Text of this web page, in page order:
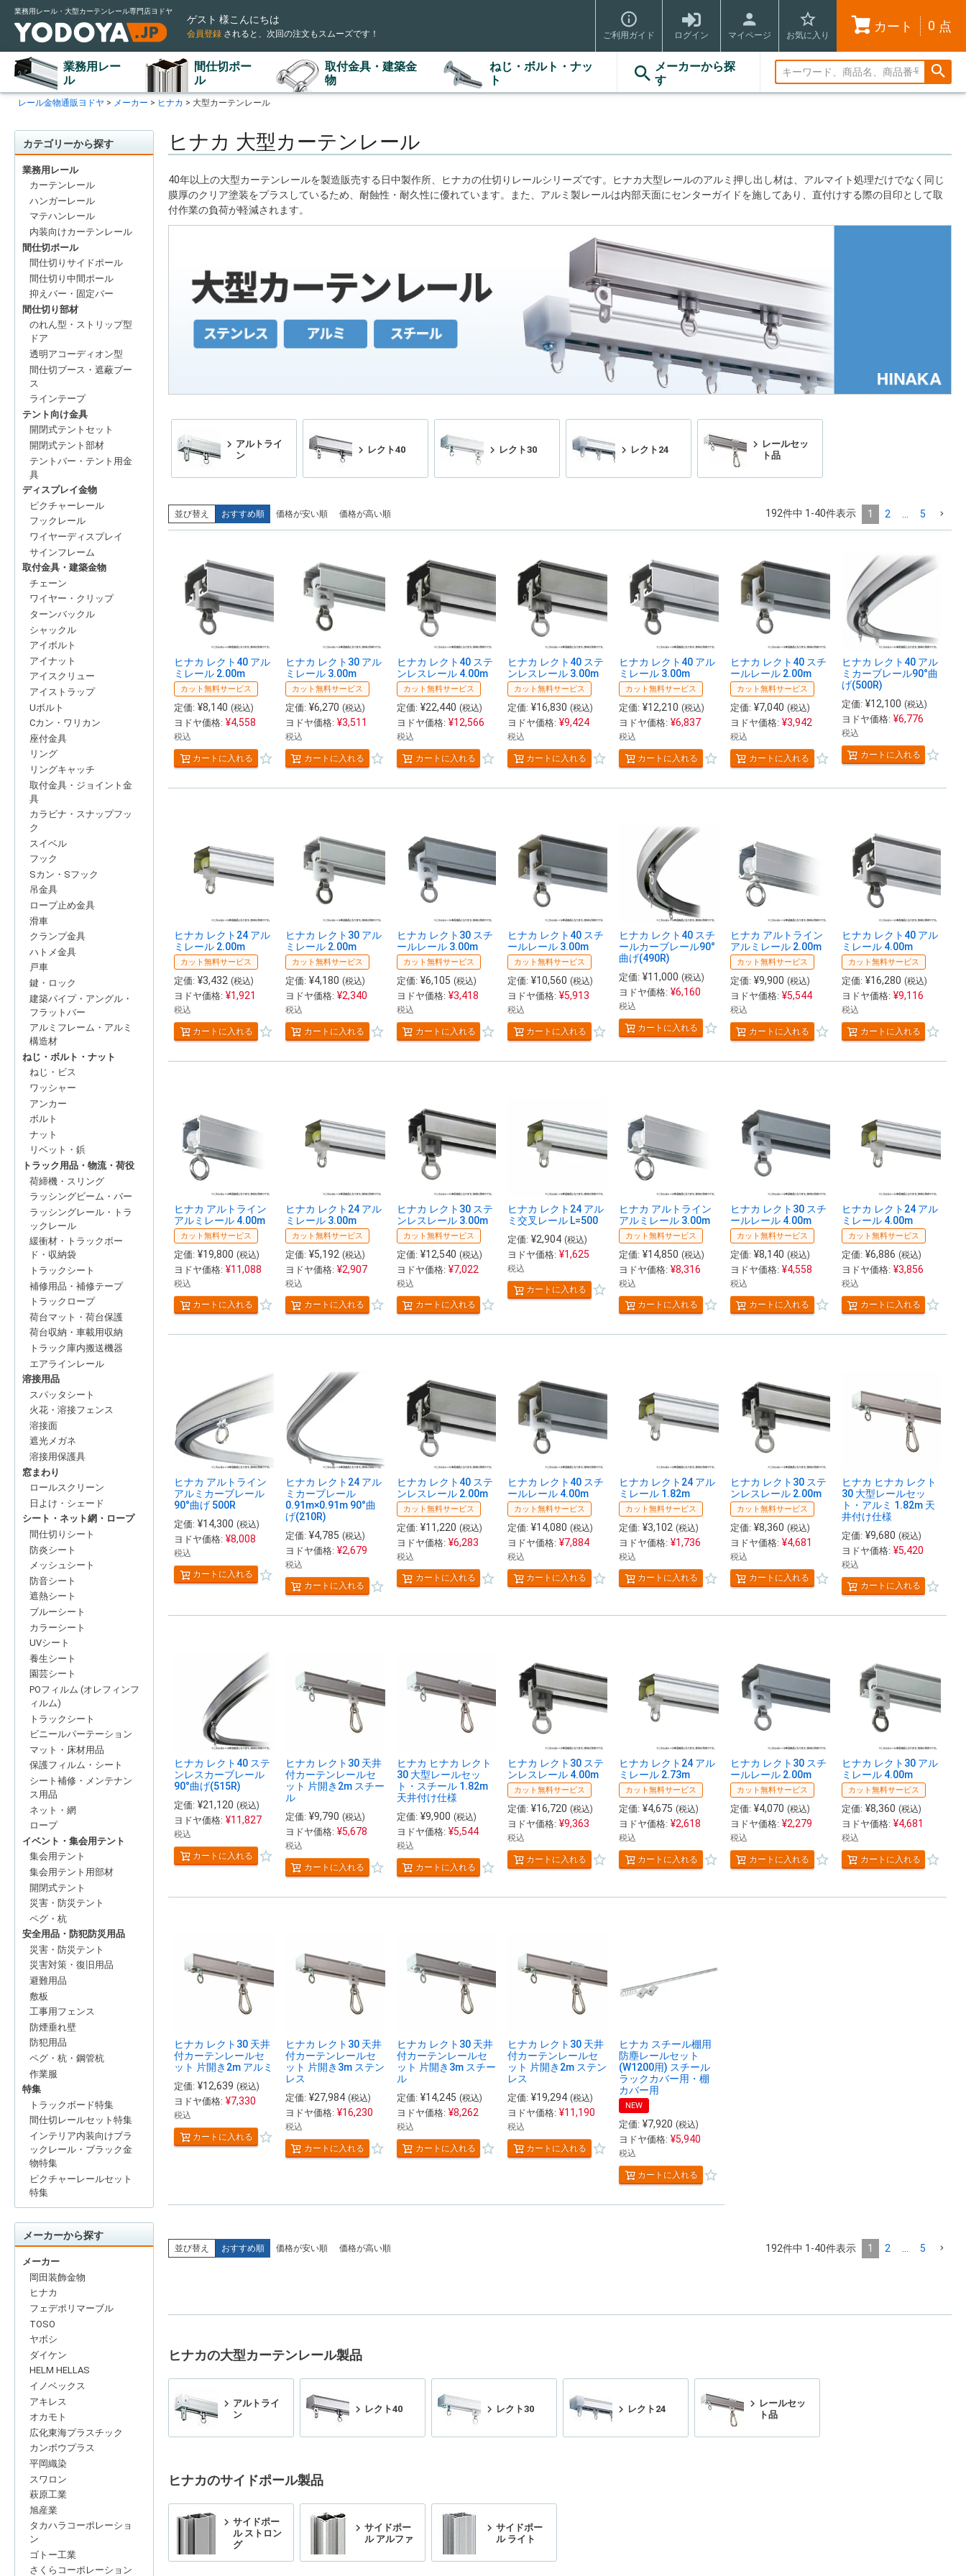
業務用レール・大型カーテンレール専門店ヨドヤ
ゲスト 様こんにちは
会員登録 されると 、次回の注文もスムーズです！ ご利用ガイド ログイン マイページ お気に入り
カート 0 点
業務用レー
ル
間仕切ポー
ル
取付金具・建築金
物
ねじ・ボルト・ナッ
ト
メーカーから探
す
検索
レール金物通販ヨドヤ メーカー ヒナカ 大型カーテンレール
カテゴリーから探す
業務用レール
カーテンレール
ハンガーレール
マテハンレール
内装向けカーテンレール
間仕切ポール
間仕切りサイドポール
間仕切り中間ポール
抑えバー・固定バー
間仕切り部材
のれん型・ストリップ型
ドア
透明アコーディオン型
間仕切ブース・遮蔽ブー
ス
ラインテープ
テント向け金具
開閉式テントセット
開閉式テント部材
テントバー・テント用金
具
ディスプレイ金物
ピクチャーレール
フックレール
ワイヤーディスプレイ
サインフレーム
取付金具・建築金物
チェーン
ワイヤー・クリップ
ターンバックル
シャックル
アイボルト
アイナット
アイスクリュー
アイストラップ
Uボルト
Cカン・ワリカン
座付金具
リング
リングキャッチ
取付金具・ジョイント金
具
カラビナ・スナップフッ
ク
スイベル
フック
Sカン・Sフック
吊金具
ロープ止め金具
滑車
クランプ金具
ハトメ金具
戸車
鍵・ロック
建築パイプ・アングル・
フラットバー
アルミフレーム・アルミ
構造材
ねじ・ボルト・ナット
ねじ・ビス
ワッシャー
アンカー
ボルト
ナット
リベット・鋲
トラック用品・物流・荷役
荷締機・スリング
ラッシングビーム・バー
ラッシングレール・トラ
ックレール
緩衝材・トラックボー
ド・収納袋
トラックシート
補修用品・補修テープ
トラックロープ
荷台マット・荷台保護
荷台収納・車載用収納
トラック庫内搬送機器
エアラインレール
溶接用品
スパッタシート
火花・溶接フェンス
溶接面
遮光メガネ
溶接用保護具
窓まわり
ロールスクリーン
日よけ・シェード
シート・ネット網・ロープ
間仕切りシート
防炎シート
メッシュシート
防音シート
遮熱シート
ブルーシート
カラーシート
UVシート
養生シート
園芸シート
POフィルム (オレフィンフ
ィルム)
トラックシート
ビニールパーテーション
マット・床材用品
保護フィルム・シート
シート補修・メンテナン
ス用品
ネット・網
ロープ
イベント・集会用テント
集会用テント
集会用テント用部材
開閉式テント
災害・防災テント
ペグ・杭
安全用品・防犯防災用品
災害・防災テント
災害対策・復旧用品
避難用品
敷板
工事用フェンス
防煙垂れ壁
防犯用品
ペグ・杭・鋼管杭
作業服
特集
トラックボード特集
間仕切レールセット特集
インテリア内装向けブラ
ックレール・ブラック金
物特集
ピクチャーレールセット
特集
メーカーから探す
メーカー
岡田装飾金物
ヒナカ
フェデポリマーブル
TOSO
ヤボシ
ダイケン
HELM HELLAS
イノベックス
アキレス
オカモト
広化東海プラスチック
カンボウプラス
平岡織染
スワロン
萩原工業
旭産業
タカハラコーポレーショ
ン
ゴトー工業
さくらコーポレーション
ヒナカ 大型カーテンレール
40年以上の大型カーテンレールを製造販売する日中製作所、ヒナカの仕切りレールシリーズです。ヒナカ大型レールのアルミ押し出し材は、アルマイト処理だけでなく同じ
膜厚のクリア塗装をプラスしているため、耐蝕性・耐久性に優れています。また、アルミ製レールは内部天面にセンターガイドを施してあり、直付けする際の目印として取
付作業の負荷が軽減されます。
アルトライ
ン
レクト40 レクト30 レクト24
レールセッ
ト品
並び替え おすすめ順 価格が安い順 価格が高い順 192件中 1 -40件表示 1 2 5
ヒナカ レクト40 アル
ミレール 2.00m
カット無料サービス
定価: ¥8,140 (税込)
ヨドヤ価格: ¥4,558
税込
カートに入れる
ヒナカ レクト30 アル
ミレール 3.00m
カット無料サービス
定価: ¥6,270 (税込)
ヨドヤ価格: ¥3,511
税込
カートに入れる
ヒナカ レクト40 ステ
ンレスレール 4.00m
カット無料サービス
定価: ¥22,440 (税込)
ヨドヤ価格: ¥12,566
税込
カートに入れる
ヒナカ レクト40 ステ
ンレスレール 3.00m
カット無料サービス
定価: ¥16,830 (税込)
ヨドヤ価格: ¥9,424
税込
カートに入れる
ヒナカ レクト40 アル
ミレール 3.00m
カット無料サービス
定価: ¥12,210 (税込)
ヨドヤ価格: ¥6,837
税込
カートに入れる
ヒナカ レクト40 スチ
ールレール 2.00m
カット無料サービス
定価: ¥7,040 (税込)
ヨドヤ価格: ¥3,942
税込
カートに入れる
ヒナカ レクト40 アル
ミカーブレール90°曲
げ(500R)
定価: ¥12,100 (税込)
ヨドヤ価格: ¥6,776
税込
カートに入れる
ヒナカ レクト24 アル
ミレール 2.00m
カット無料サービス
定価: ¥3,432 (税込)
ヨドヤ価格: ¥1,921
税込
カートに入れる
ヒナカ レクト30 アル
ミレール 2.00m
カット無料サービス
定価: ¥4,180 (税込)
ヨドヤ価格: ¥2,340
税込
カートに入れる
ヒナカ レクト30 スチ
ールレール 3.00m
カット無料サービス
定価: ¥6,105 (税込)
ヨドヤ価格: ¥3,418
税込
カートに入れる
ヒナカ レクト40 スチ
ールレール 3.00m
カット無料サービス
定価: ¥10,560 (税込)
ヨドヤ価格: ¥5,913
税込
カートに入れる
ヒナカ レクト40 スチ
ールカーブレール90°
曲げ(490R)
定価: ¥11,000 (税込)
ヨドヤ価格: ¥6,160
税込
カートに入れる
ヒナカ アルトライン
アルミレール 2.00m
カット無料サービス
定価: ¥9,900 (税込)
ヨドヤ価格: ¥5,544
税込
カートに入れる
ヒナカ レクト40 アル
ミレール 4.00m
カット無料サービス
定価: ¥16,280 (税込)
ヨドヤ価格: ¥9,116
税込
カートに入れる
ヒナカ アルトライン
アルミレール 4.00m
カット無料サービス
定価: ¥19,800 (税込)
ヨドヤ価格: ¥11,088
税込
カートに入れる
ヒナカ レクト24 アル
ミレール 3.00m
カット無料サービス
定価: ¥5,192 (税込)
ヨドヤ価格: ¥2,907
税込
カートに入れる
ヒナカ レクト30 ステ
ンレスレール 3.00m
カット無料サービス
定価: ¥12,540 (税込)
ヨドヤ価格: ¥7,022
税込
カートに入れる
ヒナカ レクト24 アル
ミ交叉レール L=500
定価: ¥2,904 (税込)
ヨドヤ価格: ¥1,625
税込
カートに入れる
ヒナカ アルトライン
アルミレール 3.00m
カット無料サービス
定価: ¥14,850 (税込)
ヨドヤ価格: ¥8,316
税込
カートに入れる
ヒナカ レクト30 スチ
ールレール 4.00m
カット無料サービス
定価: ¥8,140 (税込)
ヨドヤ価格: ¥4,558
税込
カートに入れる
ヒナカ レクト24 アル
ミレール 4.00m
カット無料サービス
定価: ¥6,886 (税込)
ヨドヤ価格: ¥3,856
税込
カートに入れる
ヒナカ アルトライン
アルミカーブレール
90°曲げ 500R
定価: ¥14,300 (税込)
ヨドヤ価格: ¥8,008
税込
カートに入れる
ヒナカ レクト24 アル
ミカーブレール
0.91m×0.91m 90°曲
げ(210R)
定価: ¥4,785 (税込)
ヨドヤ価格: ¥2,679
税込
カートに入れる
ヒナカ レクト40 ステ
ンレスレール 2.00m
カット無料サービス
定価: ¥11,220 (税込)
ヨドヤ価格: ¥6,283
税込
カートに入れる
ヒナカ レクト40 スチ
ールレール 4.00m
カット無料サービス
定価: ¥14,080 (税込)
ヨドヤ価格: ¥7,884
税込
カートに入れる
ヒナカ レクト24 アル
ミレール 1.82m
カット無料サービス
定価: ¥3,102 (税込)
ヨドヤ価格: ¥1,736
税込
カートに入れる
ヒナカ レクト30 ステ
ンレスレール 2.00m
カット無料サービス
定価: ¥8,360 (税込)
ヨドヤ価格: ¥4,681
税込
カートに入れる
ヒナカ ヒナカ レクト
30 大型レールセッ
ト・アルミ 1.82m 天
井付け仕様
定価: ¥9,680 (税込)
ヨドヤ価格: ¥5,420
税込
カートに入れる
ヒナカ レクト40 ステ
ンレスカーブレール
90°曲げ(515R)
定価: ¥21,120 (税込)
ヨドヤ価格: ¥11,827
税込
カートに入れる
ヒナカ レクト30 天井
付カーテンレールセ
ット 片開き2m スチー
ル
定価: ¥9,790 (税込)
ヨドヤ価格: ¥5,678
税込
カートに入れる
ヒナカ ヒナカ レクト
30 大型レールセッ
ト・スチール 1.82m
天井付け仕様
定価: ¥9,900 (税込)
ヨドヤ価格: ¥5,544
税込
カートに入れる
ヒナカ レクト30 ステ
ンレスレール 4.00m
カット無料サービス
定価: ¥16,720 (税込)
ヨドヤ価格: ¥9,363
税込
カートに入れる
ヒナカ レクト24 アル
ミレール 2.73m
カット無料サービス
定価: ¥4,675 (税込)
ヨドヤ価格: ¥2,618
税込
カートに入れる
ヒナカ レクト30 スチ
ールレール 2.00m
カット無料サービス
定価: ¥4,070 (税込)
ヨドヤ価格: ¥2,279
税込
カートに入れる
ヒナカ レクト30 アル
ミレール 4.00m
カット無料サービス
定価: ¥8,360 (税込)
ヨドヤ価格: ¥4,681
税込
カートに入れる
ヒナカ レクト30 天井
付カーテンレールセ
ット 片開き2m アルミ
定価: ¥12,639 (税込)
ヨドヤ価格: ¥7,330
税込
カートに入れる
ヒナカ レクト30 天井
付カーテンレールセ
ット 片開き3m ステン
レス
定価: ¥27,984 (税込)
ヨドヤ価格: ¥16,230
税込
カートに入れる
ヒナカ レクト30 天井
付カーテンレールセ
ット 片開き3m スチー
ル
定価: ¥14,245 (税込)
ヨドヤ価格: ¥8,262
税込
カートに入れる
ヒナカ レクト30 天井
付カーテンレールセ
ット 片開き2m ステン
レス
定価: ¥19,294 (税込)
ヨドヤ価格: ¥11,190
税込
カートに入れる
ヒナカ スチール棚用
防塵レールセット
(W1200用) スチール
ラックカバー用・棚
カバー用
NEW
定価: ¥7,920 (税込)
ヨドヤ価格: ¥5,940
税込
カートに入れる
並び替え おすすめ順 価格が安い順 価格が高い順 192件中 1 -40件表示 1 2 5
ヒナカの大型カーテンレール製品
アルトライ
ン
レクト40 レクト30 レクト24
レールセッ
ト品
ヒナカのサイドポール製品
サイドポー
ル ストロン
グ
サイドポー
ル アルファ
サイドポー
ル ライト